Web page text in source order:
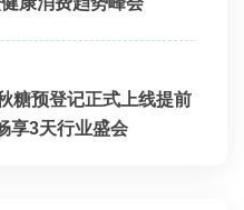
糖预登记正式上线提前
享3天行业盛会